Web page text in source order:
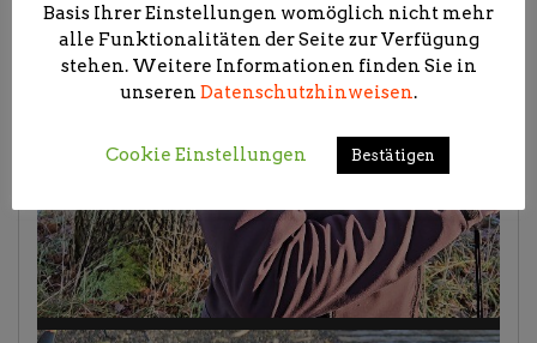
Basis Ihrer Einstellungen womöglich nicht mehr
alle Funktionalitäten der Seite zur Verfügung
stehen. Weitere Informationen finden Sie in
unseren Datenschutzhinweisen.
Cookie Einstellungen Bestätigen